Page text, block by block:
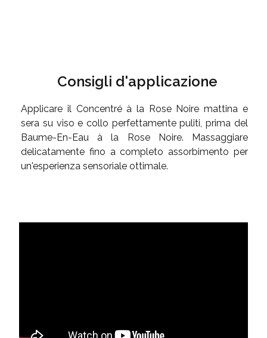
Consigli d'applicazione
Applicare il Concentré à la Rose Noire mattina e
sera su viso e collo perfettamente puliti, prima del
Baume-En-Eau à la Rose Noire. Massaggiare
delicatamente fino a completo assorbimento per
un'esperienza sensoriale ottimale.